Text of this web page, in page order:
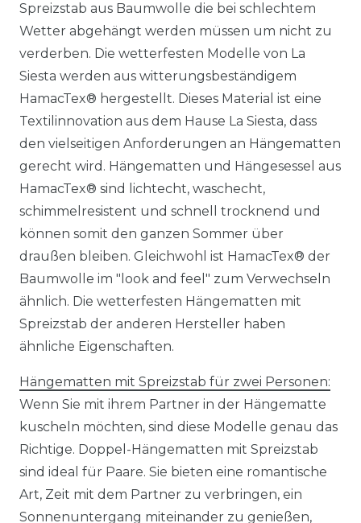
Spreizstab aus Baumwolle die bei schlechtem
Wetter abgehängt werden müssen um nicht zu
verderben. Die wetterfesten Modelle von La
Siesta werden aus witterungsbeständigem
HamacTex® hergestellt. Dieses Material ist eine
Textilinnovation aus dem Hause La Siesta, dass
den vielseitigen Anforderungen an Hängematten
gerecht wird. Hängematten und Hängesessel aus
HamacTex® sind lichtecht, waschecht,
schimmelresistent und schnell trocknend und
können somit den ganzen Sommer über
draußen bleiben. Gleichwohl ist HamacTex® der
Baumwolle im "look and feel" zum Verwechseln
ähnlich. Die wetterfesten Hängematten mit
Spreizstab der anderen Hersteller haben
ähnliche Eigenschaften.
Hängematten mit Spreizstab für zwei Personen:
Wenn Sie mit ihrem Partner in der Hängematte
kuscheln möchten, sind diese Modelle genau das
Richtige. Doppel-Hängematten mit Spreizstab
sind ideal für Paare. Sie bieten eine romantische
Art, Zeit mit dem Partner zu verbringen, ein
Sonnenuntergang miteinander zu genießen,